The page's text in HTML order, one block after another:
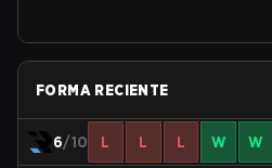
FORMA RECIENTE
6/10 L L L W W